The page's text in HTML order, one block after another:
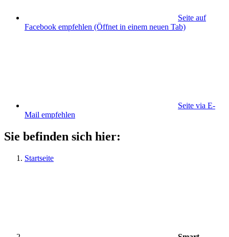
Seite auf
Facebook empfehlen (Öffnet in einem neuen Tab)
Seite via E-
Mail empfehlen
Sie befinden sich hier:
Startseite